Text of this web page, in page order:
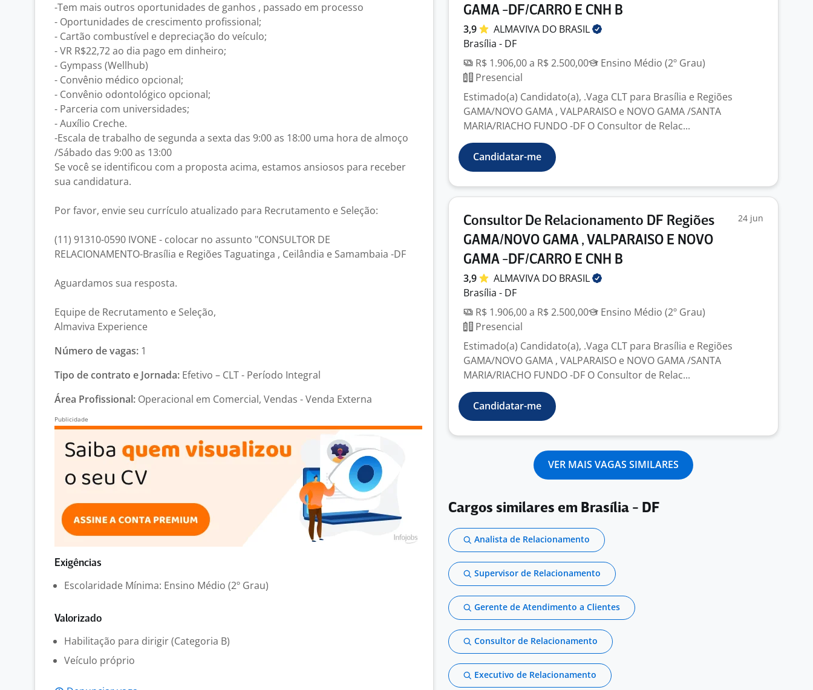
-Tem mais outros oportunidades de ganhos , passado em processo
- Oportunidades de crescimento profissional;
- Cartão combustível e depreciação do veículo;
- VR R$22,72 ao dia pago em dinheiro;
- Gympass (Wellhub)
- Convênio médico opcional;
- Convênio odontológico opcional;
- Parceria com universidades;
- Auxílio Creche.
-Escala de trabalho de segunda a sexta das 9:00 as 18:00 uma hora de almoço
/Sábado das 9:00 as 13:00
Se você se identificou com a proposta acima, estamos ansiosos para receber
sua candidatura.
Por favor, envie seu currículo atualizado para Recrutamento e Seleção:
(11) 91310-0590 IVONE - colocar no assunto "CONSULTOR DE
RELACIONAMENTO-Brasília e Regiões Taguatinga , Ceilândia e Samambaia -DF
Aguardamos sua resposta.
Equipe de Recrutamento e Seleção,
Almaviva Experience
Número de vagas: 1
Tipo de contrato e Jornada: Efetivo – CLT - Período Integral
Área Profissional: Operacional em Comercial, Vendas - Venda Externa
Exigências
Escolaridade Mínima: Ensino Médio (2º Grau)
Valorizado
Habilitação para dirigir (Categoria B)
Veículo próprio
GAMA -DF/CARRO E CNH B
3,9 ALMAVIVA DO BRASIL
Brasília - DF
R$ 1.906,00 a R$ 2.500,00
Ensino Médio (2º Grau)
Presencial
Estimado(a) Candidato(a), .Vaga CLT para Brasília e Regiões
GAMA/NOVO GAMA , VALPARAISO e NOVO GAMA /SANTA
MARIA/RIACHO FUNDO -DF O Consultor de Relac...
Candidatar-me
Consultor De Relacionamento DF Regiões
GAMA/NOVO GAMA , VALPARAISO E NOVO
GAMA -DF/CARRO E CNH B
24 jun
3,9 ALMAVIVA DO BRASIL
Brasília - DF
R$ 1.906,00 a R$ 2.500,00
Ensino Médio (2º Grau)
Presencial
Estimado(a) Candidato(a), .Vaga CLT para Brasília e Regiões
GAMA/NOVO GAMA , VALPARAISO e NOVO GAMA /SANTA
MARIA/RIACHO FUNDO -DF O Consultor de Relac...
Candidatar-me
VER MAIS VAGAS SIMILARES
Cargos similares em Brasília - DF
Analista de Relacionamento
Supervisor de Relacionamento
Gerente de Atendimento a Clientes
Consultor de Relacionamento
Executivo de Relacionamento